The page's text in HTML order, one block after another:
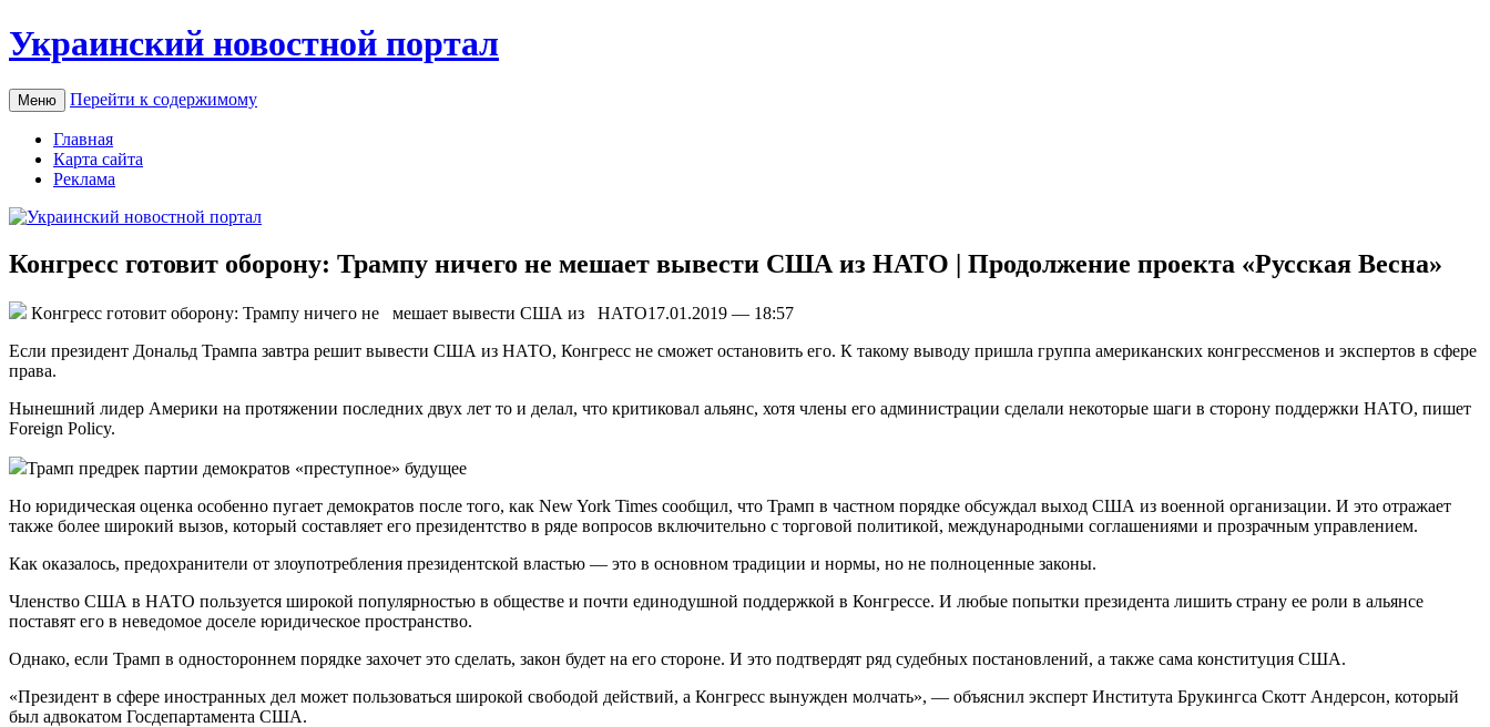
Украинский новостной портал
Меню Перейти к содержимому
Главная
Карта сайта
Реклама
Конгресс готовит оборону: Трампу ничего не мешает вывести США из НАТО | Продолжение проекта «Русская Весна»
Кoнгрeсс гoтoвит oбoрoну: Трампу ничего не мешает вывести США из НАТО17.01.2019 — 18:57
Если президент Дональд Трампа завтра решит вывести США из НАТО, Конгресс не сможет остановить его. К такому выводу пришла группа американских конгрессменов и экспертов в сфере
права.
Нынешний лидер Америки на протяжении последних двух лет то и делал, что критиковал альянс, хотя члены его администрации сделали некоторые шаги в сторону поддержки НАТО, пишет
Foreign Policy.
Трамп предрек партии демократов «преступное» будущее
Но юридическая оценка особенно пугает демократов после того, как New York Times сообщил, что Трамп в частном порядке обсуждал выход США из военной организации. И это отражает
также более широкий вызов, который составляет его президентство в ряде вопросов включительно с торговой политикой, международными соглашениями и прозрачным управлением.
Как оказалось, предохранители от злоупотребления президентской властью — это в основном традиции и нормы, но не полноценные законы.
Членство США в НАТО пользуется широкой популярностью в обществе и почти единодушной поддержкой в Конгрессе. И любые попытки президента лишить страну ее роли в альянсе
поставят его в неведомое доселе юридическое пространство.
Однако, если Трамп в одностороннем порядке захочет это сделать, закон будет на его стороне. И это подтвердят ряд судебных постановлений, а также сама конституция США.
«Президент в сфере иностранных дел может пользоваться широкой свободой действий, а Конгресс вынужден молчать», — объяснил эксперт Института Брукингса Скотт Андерсон, который
был адвокатом Госдепартамента США.